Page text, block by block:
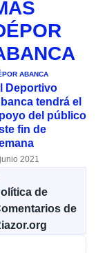
ABANCA
Deportivo
tendrá el
del público
fin de
2021
de
de